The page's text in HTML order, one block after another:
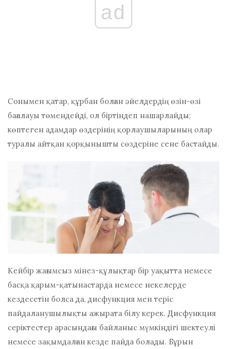
ad
Сонымен қатар, құрбан болған әйелдердің өзін-өзі
бағалауы төмендейді, ол біртіндеп нашарлайды;
көптеген адамдар өздерінің қорлаушыларының олар
туралы айтқан қорқынышты сөздеріне сене бастайды.
Кейбір жағымсыз мінез-құлықтар бір уақытта немесе
басқа қарым-қатынастарда немесе некелерде
кездесетін болса да, дисфункция мен теріс
пайдаланушылықты ажырата білу керек. Дисфункция
серіктестер арасындағы байланыс мүмкіндігі шектеулі
немесе зақымдалған кезде пайда болады. Бұрын